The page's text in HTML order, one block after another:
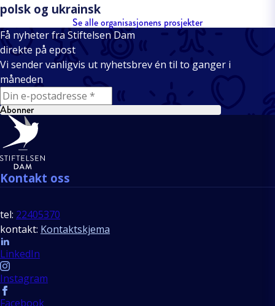
polsk og ukrainsk
Se alle organisasjonens prosjekter
Få nyheter fra Stiftelsen Dam
direkte på epost
Vi sender vanligvis ut nyhetsbrev én til to ganger i
måneden
E-mail
Abonner
Bunntekst
Kontakt oss
tel: 22405370
kontakt: Kontaktskjema
Follow us
LinkedIn
Instagram
Facebook